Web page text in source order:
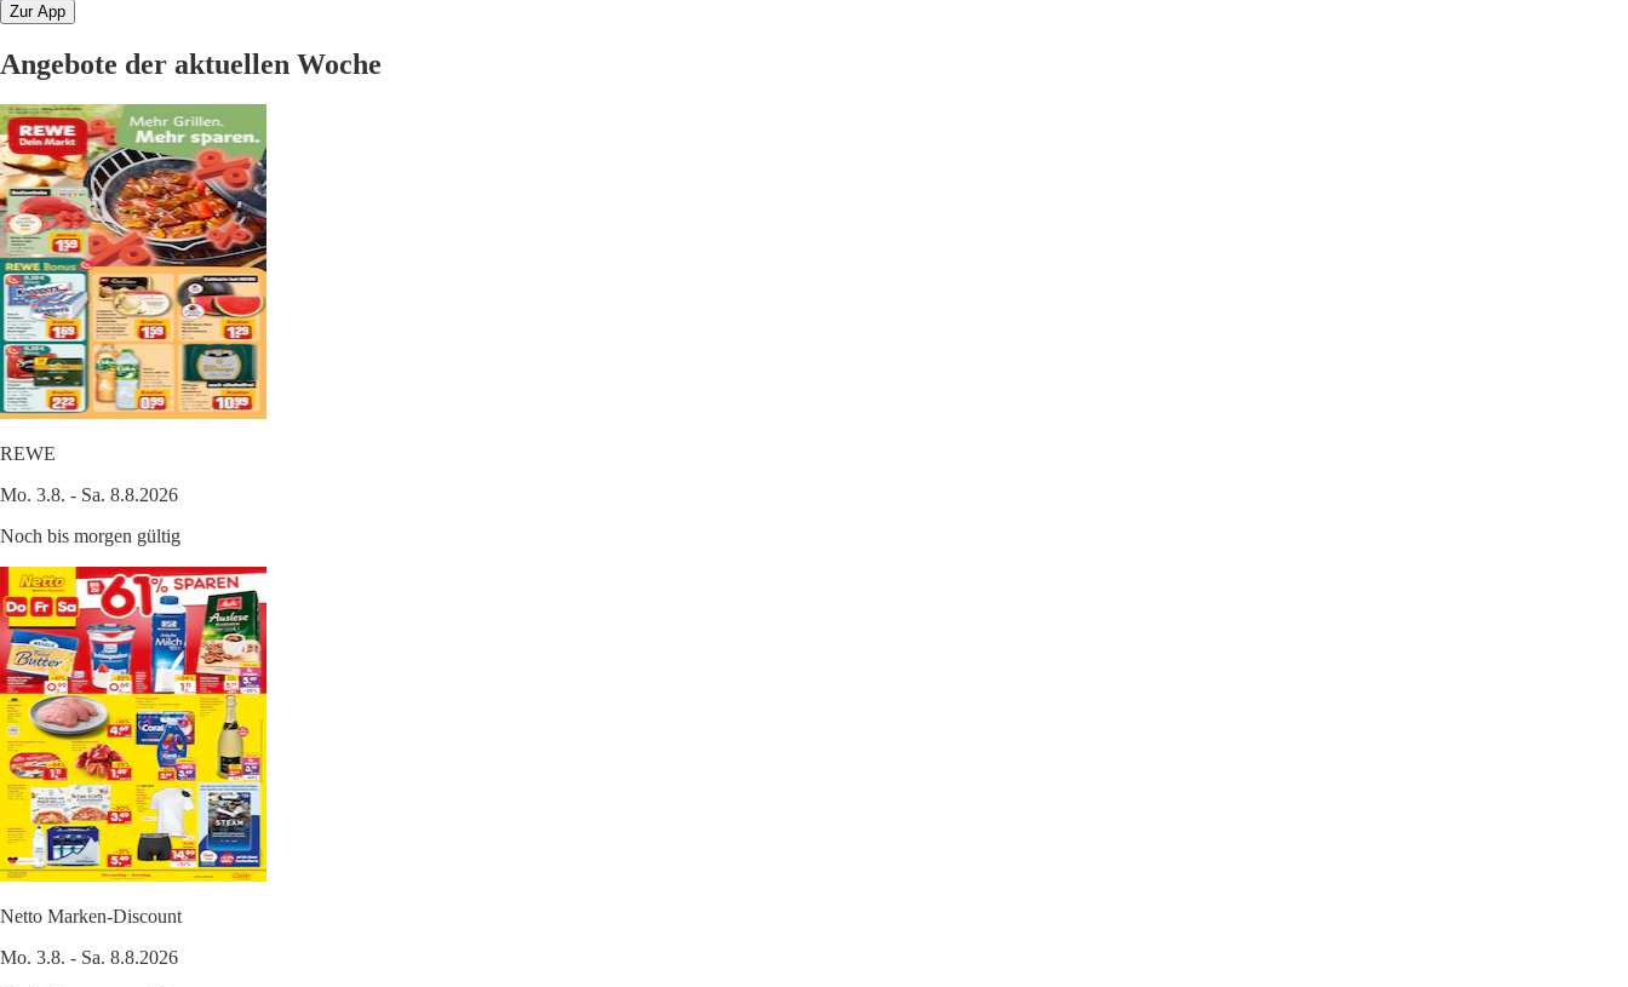
Zur App
Angebote der aktuellen Woche
REWE
Mo. 3.8. - Sa. 8.8.2026
Noch bis morgen gültig
Netto Marken-Discount
Mo. 3.8. - Sa. 8.8.2026